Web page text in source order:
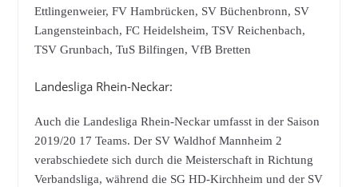
Ettlingenweier, FV Hambrücken, SV Büchenbronn, SV
Langensteinbach, FC Heidelsheim, TSV Reichenbach,
TSV Grunbach, TuS Bilfingen, VfB Bretten
Landesliga Rhein-Neckar:
Auch die Landesliga Rhein-Neckar umfasst in der Saison
2019/20 17 Teams. Der SV Waldhof Mannheim 2
verabschiedete sich durch die Meisterschaft in Richtung
Verbandsliga, während die SG HD-Kirchheim und der SV